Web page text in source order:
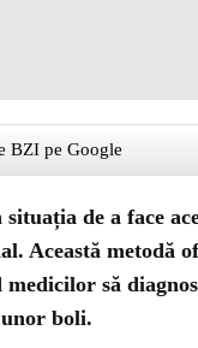
BZI pe Google
de a face
Această metodă
să
boli.